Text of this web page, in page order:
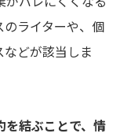
ライターや、個
どが該当しま
を結ぶことで、情